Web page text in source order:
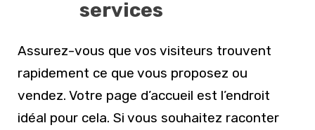
services
Assurez-vous que vos visiteurs trouvent
rapidement ce que vous proposez ou
vendez. Votre page d’accueil est l’endroit
idéal pour cela. Si vous souhaitez raconter